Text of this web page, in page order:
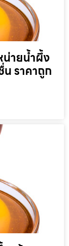
น่ายน้ำผึ้ง
ราคาถูก